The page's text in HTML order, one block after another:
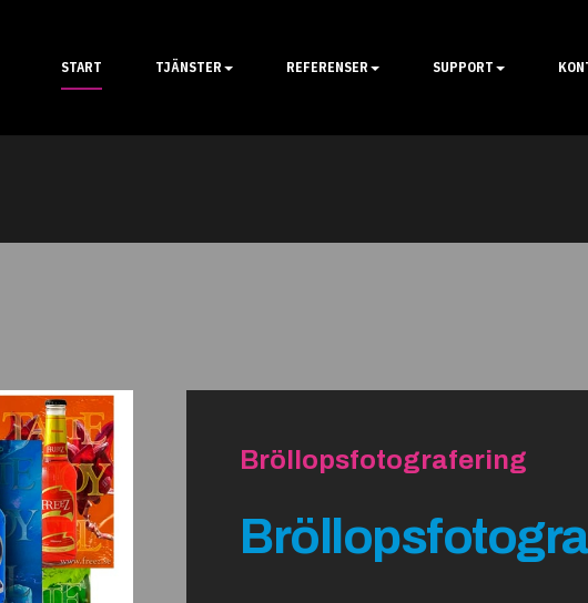
START TJÄNSTER REFERENSER SUPPORT
Bröllopsfotografering